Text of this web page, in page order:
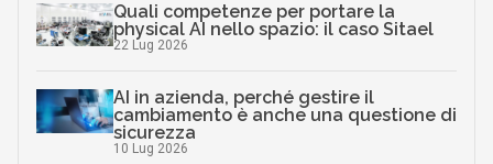
Quali competenze per portare la
physical AI nello spazio: il caso Sitael
22 Lug 2026
AI in azienda, perché gestire il
cambiamento è anche una questione di
sicurezza
10 Lug 2026